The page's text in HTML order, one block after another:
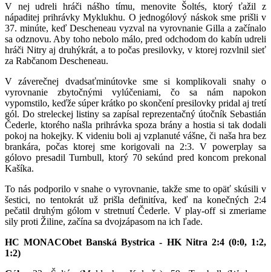
V nej udreli hráči nášho tímu, menovite Šoltés, ktorý ťažil z
nápaditej prihrávky Myklukhu. O jednogólový náskok sme prišli v
37. minúte, keď Descheneau vyzval na vyrovnanie Gilla a začínalo
sa odznovu. Aby toho nebolo málo, pred odchodom do kabín udreli
hráči Nitry aj druhýkrát, a to počas presilovky, v ktorej rozvlnil sieť
za Rabčanom Descheneau.
V záverečnej dvadsaťminútovke sme si komplikovali snahy o
vyrovnanie zbytočnými vylúčeniami, čo sa nám napokon
vypomstilo, keďže súper krátko po skončení presilovky pridal aj tretí
gól. Do streleckej listiny sa zapísal reprezentačný útočník Sebastián
Čederle, ktorého našla prihrávka spoza brány a hostia si tak dodali
pokoj na hokejky. K videniu boli aj vzplanuté vášne, či naša hra bez
brankára, počas ktorej sme korigovali na 2:3. V powerplay sa
gólovo presadil Turnbull, ktorý 70 sekúnd pred koncom prekonal
Kašíka.
To nás podporilo v snahe o vyrovnanie, takže sme to opäť skúsili v
šestici, no tentokrát už prišla definitíva, keď na konečných 2:4
pečatil druhým gólom v stretnutí Čederle. V play-off si zmeriame
sily proti Žiline, začína sa dvojzápasom na ich ľade.
HC MONACObet Banská Bystrica - HK Nitra 2:4 (0:0, 1:2,
1:2)